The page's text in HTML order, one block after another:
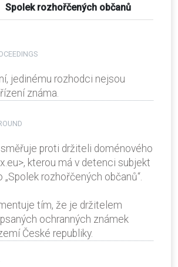
Spolek rozhořčených občanů
jedinému rozhodci nejsou
známa.
proti držiteli doménového
kterou má v detenci subjekt
„Spolek rozhořčených občanů“.
tím, že je držitelem
ochranných známek
České republiky.